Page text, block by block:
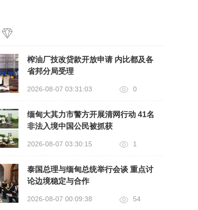
榨油厂技改贷款开放申请 内比都及各
省邦分局受理
2026-08-07 03:31:03 0
缅甸大其力市警方开展清网行动 41名
非法入境中国公民被抓获
2026-08-07 03:30:15 1
泰国总理与缅甸总统举行会谈 重点讨
论边境稳定与合作
2026-08-07 00:09:38 54